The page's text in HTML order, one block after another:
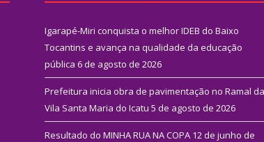
Igarapé-Miri conquista o melhor IDEB do Baixo
Tocantins e avança na qualidade da educação
pública 6 de agosto de 2026
Prefeitura inicia obra de pavimentação no Ramal da
Vila Santa Maria do Icatu 5 de agosto de 2026
Resultado do MINHA RUA NA COPA 12 de junho de